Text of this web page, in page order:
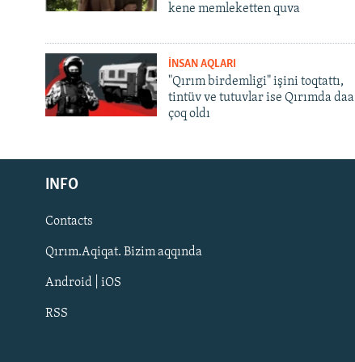
Русский
Українською
QOŞULIÑIZ!
kene memleketten quva
İNSAN AQLARI
"Qırım birdemligi" işini toqtattı,
tintüv ve tutuvlar ise Qırımda daa
çoq oldı
INFO
Contacts
Qırım.Aqiqat. Bizim aqqında
Android | iOS
RSS